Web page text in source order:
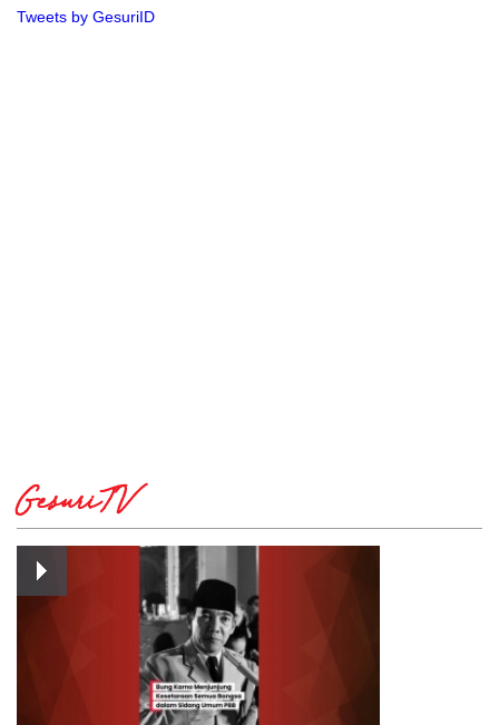
Tweets by GesuriID
GesuriTV